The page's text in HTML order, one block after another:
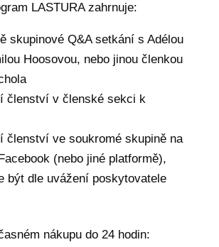
LASTURA zahrnuje:
skupinové Q&A setkání s Adélou
Hoosovou, nebo jinou členkou
členství v členské sekci k
členství ve soukromé skupině na
(nebo jiné platformě),
být dle uvážení poskytovatele
nákupu do 24 hodin: